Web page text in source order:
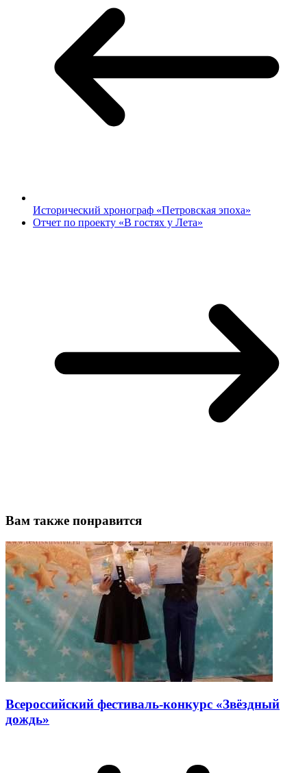
Исторический хронограф «Петровская эпоха»
Отчет по проекту «В гостях у Лета»
Вам также понравится
Всероссийский фестиваль-конкурс «Звёздный
дождь»